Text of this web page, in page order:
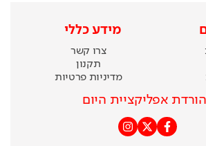
מידע כללי
צרו קשר
תקנון
מדיניות פרטיות
אפליקציית היום